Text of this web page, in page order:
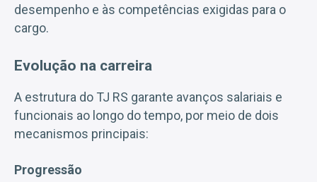
desempenho e às competências exigidas para o
cargo.
Evolução na carreira
A estrutura do TJ RS garante avanços salariais e
funcionais ao longo do tempo, por meio de dois
mecanismos principais:
Progressão